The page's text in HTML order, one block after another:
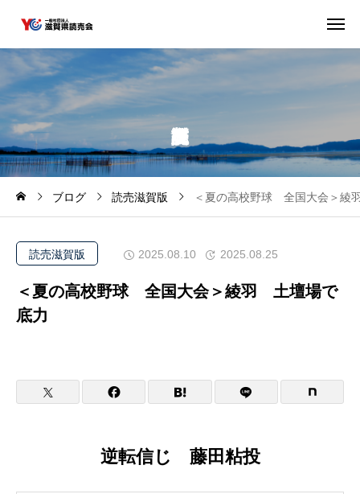
ブログ 読売滋賀版 ＜夏の高校野球 全国大会＞綾
読売滋賀版 2025.08.10 2025.08.25
＜夏の高校野球 全国大会＞綾羽 土壇場で
底力
逆転信じ 藤田粘投